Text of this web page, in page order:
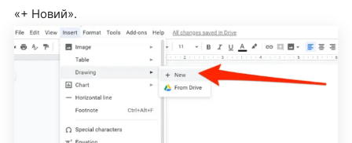
«+ Новий».